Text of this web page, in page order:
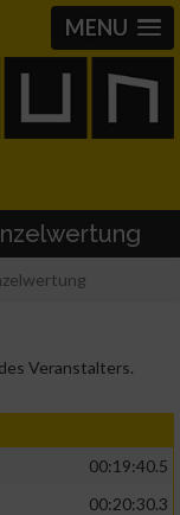
MENU
Veranstalters.
00:19:40.5
00:20:30.3